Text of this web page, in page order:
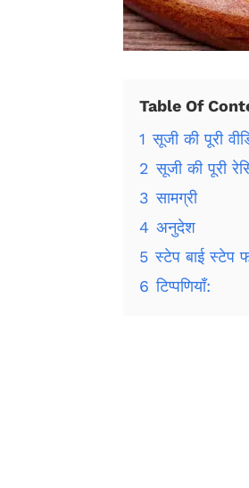
Table Of
1 सूजी की पूरी
2 सूजी की पूरी
3 सामग्री
4 अनुदेश
5 स्टेप बाई स्टेप
6 टिप्पणियाँ: